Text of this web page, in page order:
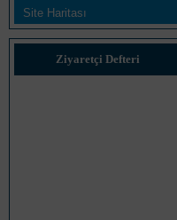
Site Haritası
Ziyaretçi Defteri